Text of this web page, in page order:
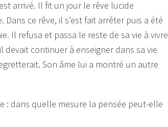
arrivé. Il fit un jour le rêve lucide
ce rêve, il s’est fait arrêter puis a été
Il refusa et passa le reste de sa vie à vivre
continuer à enseigner dans sa vie
Son âme lui a montré un autre
: dans quelle mesure la pensée peut-elle